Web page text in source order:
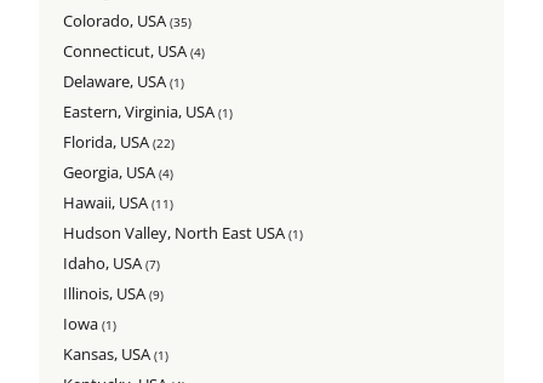
Colorado, USA(35)
Connecticut, USA(4)
Delaware, USA(1)
Eastern, Virginia, USA(1)
Florida, USA(22)
Georgia, USA(4)
Hawaii, USA(11)
Hudson Valley, North East USA(1)
Idaho, USA(7)
Illinois, USA(9)
Iowa(1)
Kansas, USA(1)